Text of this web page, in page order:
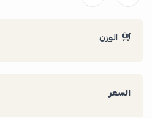
الوزن
السعر